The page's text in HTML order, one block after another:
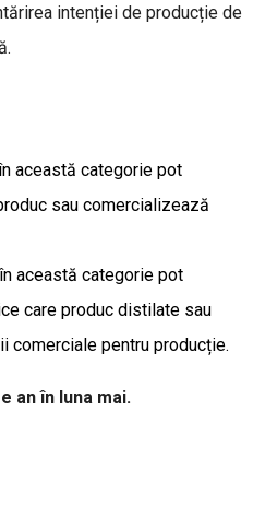
intenției de producție de
această categorie pot
sau comercializează
în această categorie pot
care produc distilate sau
comerciale pentru producție.
an în luna mai.